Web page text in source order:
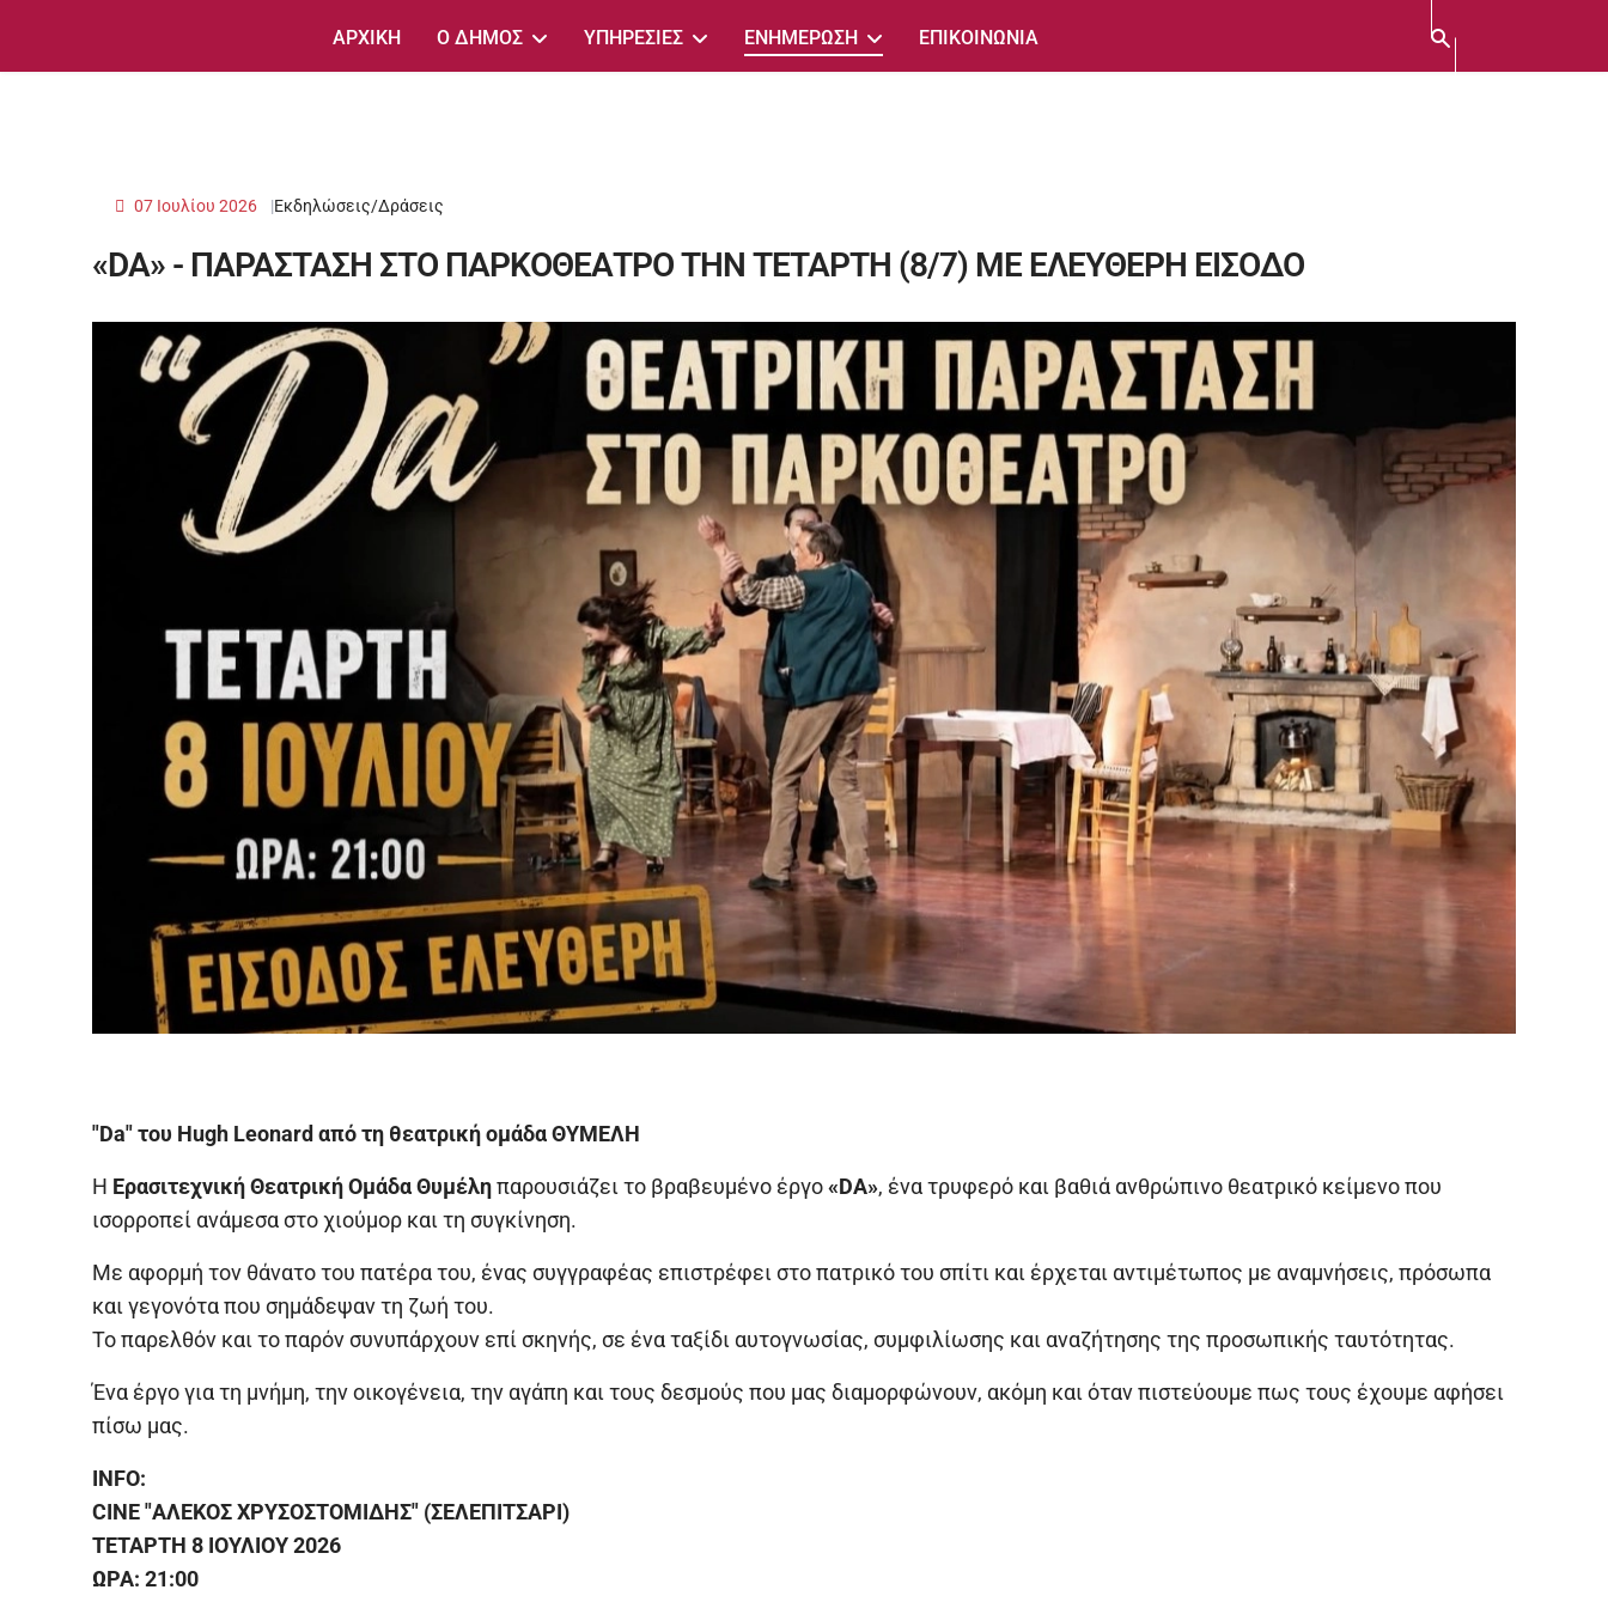
ΑΡΧΙΚΗ Ο ΔΗΜΟΣ ΥΠΗΡΕΣΙΕΣ ΕΝΗΜΕΡΩΣΗ ΕΠΙΚΟΙΝΩΝΙΑ
Εκδηλώσεις/Δράσεις
07 Ιουλίου 2026
«DA» - ΠΑΡΑΣΤΑΣΗ ΣΤΟ ΠΑΡΚΟΘΕΑΤΡΟ ΤΗΝ ΤΕΤΑΡΤΗ (8/7) ΜΕ ΕΛΕΥΘΕΡΗ ΕΙΣΟΔΟ
"Da" του Hugh Leonard από τη θεατρική ομάδα ΘΥΜΕΛΗ
Η Ερασιτεχνική Θεατρική Ομάδα Θυμέληπαρουσιάζει το βραβευμένο έργο«DA», ένα τρυφερό και βαθιά ανθρώπινο θεατρικό κείμενο που
ισορροπεί ανάμεσα στο χιούμορ και τη συγκίνηση.
Με αφορμή τον θάνατο του πατέρα του, ένας συγγραφέας επιστρέφει στο πατρικό του σπίτι και έρχεται αντιμέτωπος με αναμνήσεις, πρόσωπα
και γεγονότα που σημάδεψαν τη ζωή του.
Το παρελθόν και το παρόν συνυπάρχουν επί σκηνής, σε ένα ταξίδι αυτογνωσίας, συμφιλίωσης και αναζήτησης της προσωπικής ταυτότητας.
Ένα έργο για τη μνήμη, την οικογένεια, την αγάπη και τους δεσμούς που μας διαμορφώνουν, ακόμη και όταν πιστεύουμε πως τους έχουμε αφήσει
πίσω μας.
INFO:
CINE "ΑΛΕΚΟΣ ΧΡΥΣΟΣΤΟΜΙΔΗΣ" (ΣΕΛΕΠΙΤΣΑΡΙ)
ΤΕΤΑΡΤΗ 8 ΙΟΥΛΙΟΥ 2026
ΩΡΑ: 21:00